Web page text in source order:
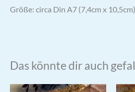
Größe: circa Din A7 (7,4cm x 10,5cm)
Das könnte dir auch